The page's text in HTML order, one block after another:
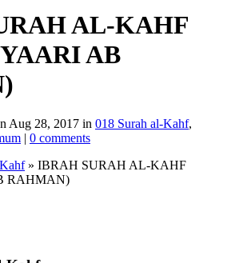
AL-KAHF
AB
Aug 28, 2017 in 018 Surah al-Kahf,
| 0 comments
» IBRAH SURAH AL-KAHF
RAHMAN)